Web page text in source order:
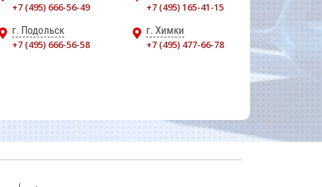
+7 (495) 666-56-49
+7 (495) 165-41-15
г. Подольск
+7 (495) 666-56-58
г. Химки
+7 (495) 477-66-78